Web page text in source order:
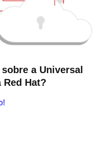
a Universal
Red Hat?